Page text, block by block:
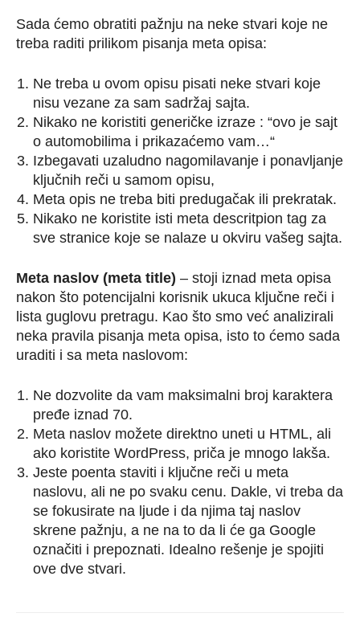
Sada ćemo obratiti pažnju na neke stvari koje ne
treba raditi prilikom pisanja meta opisa:
Ne treba u ovom opisu pisati neke stvari koje
nisu vezane za sam sadržaj sajta.
Nikako ne koristiti generičke izraze : “ovo je sajt
o automobilima i prikazaćemo vam…“
Izbegavati uzaludno nagomilavanje i ponavljanje
ključnih reči u samom opisu,
Meta opis ne treba biti predugačak ili prekratak.
Nikako ne koristite isti meta descritpion tag za
sve stranice koje se nalaze u okviru vašeg sajta.
Meta naslov (meta title) – stoji iznad meta opisa
nakon što potencijalni korisnik ukuca ključne reči i
lista guglovu pretragu. Kao što smo već analizirali
neka pravila pisanja meta opisa, isto to ćemo sada
uraditi i sa meta naslovom:
Ne dozvolite da vam maksimalni broj karaktera
pređe iznad 70.
Meta naslov možete direktno uneti u HTML, ali
ako koristite WordPress, priča je mnogo lakša.
Jeste poenta staviti i ključne reči u meta
naslovu, ali ne po svaku cenu. Dakle, vi treba da
se fokusirate na ljude i da njima taj naslov
skrene pažnju, a ne na to da li će ga Google
označiti i prepoznati. Idealno rešenje je spojiti
ove dve stvari.